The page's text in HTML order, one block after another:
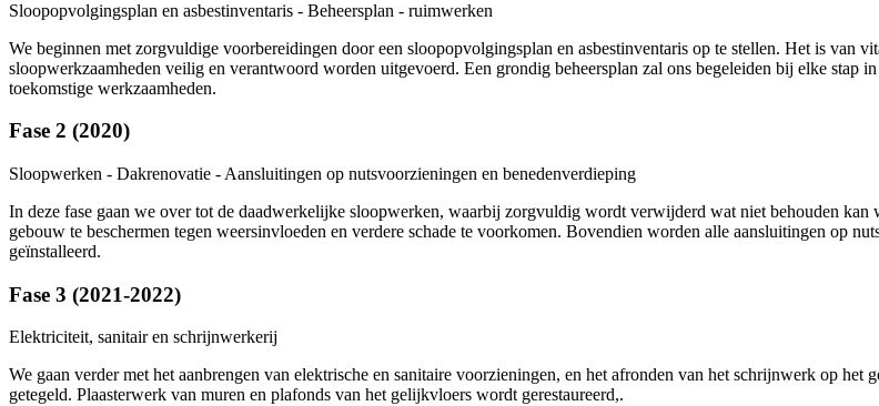
Sloopopvolgingsplan en asbestinventaris - Beheersplan - ruimwerken
We beginnen met zorgvuldige voorbereidingen door een sloopopvolgingsplan en asbestinventaris op te stellen. Het is van
sloopwerkzaamheden veilig en verantwoord worden uitgevoerd. Een grondig beheersplan zal ons begeleiden bij elke stap
toekomstige werkzaamheden.
Fase 2 (2020)
Sloopwerken - Dakrenovatie - Aansluitingen op nutsvoorzieningen en benedenverdieping
In deze fase gaan we over tot de daadwerkelijke sloopwerken, waarbij zorgvuldig wordt verwijderd wat niet behouden
gebouw te beschermen tegen weersinvloeden en verdere schade te voorkomen. Bovendien worden alle aansluitingen op
geïnstalleerd.
Fase 3 (2021-2022)
Elektriciteit, sanitair en schrijnwerkerij
We gaan verder met het aanbrengen van elektrische en sanitaire voorzieningen, en het afronden van het schrijnwerk op
getegeld. Plaasterwerk van muren en plafonds van het gelijkvloers wordt gerestaureerd,.